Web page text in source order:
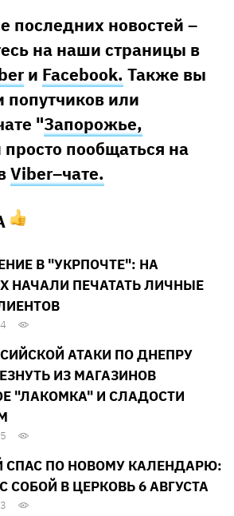
последних новостей –
на наши страницы в
и Facebook. Также вы
попутчиков или
"Запорожье,
пообщаться на
Viber–чате.
В "УКРПОЧТЕ": НА
НАЧАЛИ ПЕЧАТАТЬ ЛИЧНЫЕ
АТАКИ ПО ДНЕПРУ
ИЗ МАГАЗИНОВ
"ЛАКОМКА" И СЛАДОСТИ
ПО НОВОМУ КАЛЕНДАРЮ:
СОБОЙ В ЦЕРКОВЬ 6 АВГУСТА